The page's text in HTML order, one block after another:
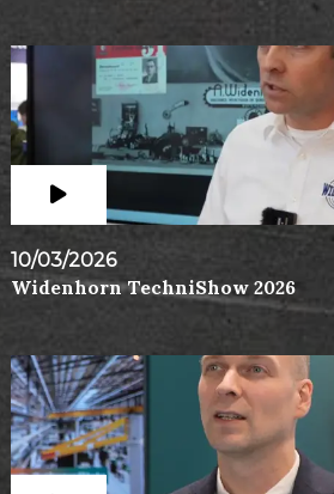
10/03/2026
Widenhorn TechniShow 2026